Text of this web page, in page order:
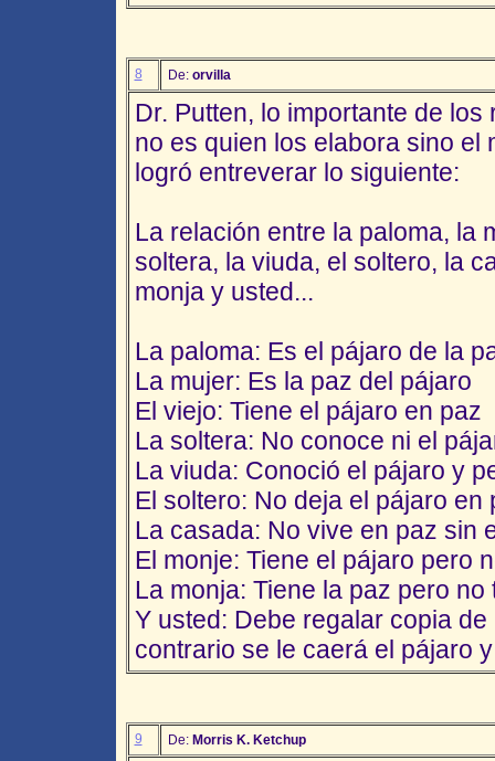
8 De: orvilla
Dr. Putten, lo importante de
no es quien los elabora sino el
logró entreverar lo siguiente:
La relación entre la paloma, la
soltera, la viuda, el soltero, la
monja y usted...
La paloma: Es el pájaro de la
La mujer: Es la paz del pájaro
El viejo: Tiene el pájaro en paz
La soltera: No conoce ni el
La viuda: Conoció el pájaro y
El soltero: No deja el pájaro en
La casada: No vive en paz sin
El monje: Tiene el pájaro pero
La monja: Tiene la paz pero no
Y usted: Debe regalar copia
contrario se le caerá el pájaro
9 De: Morris K. Ketchup